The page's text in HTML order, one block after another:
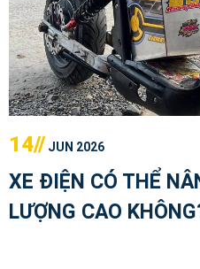
14// JUN 2026
XE ĐIỆN CÓ THỂ
LƯỢNG CAO